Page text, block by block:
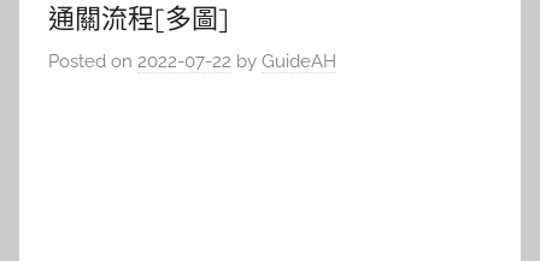
通關流程[多圖]
Posted on 2022-07-22 by GuideAH